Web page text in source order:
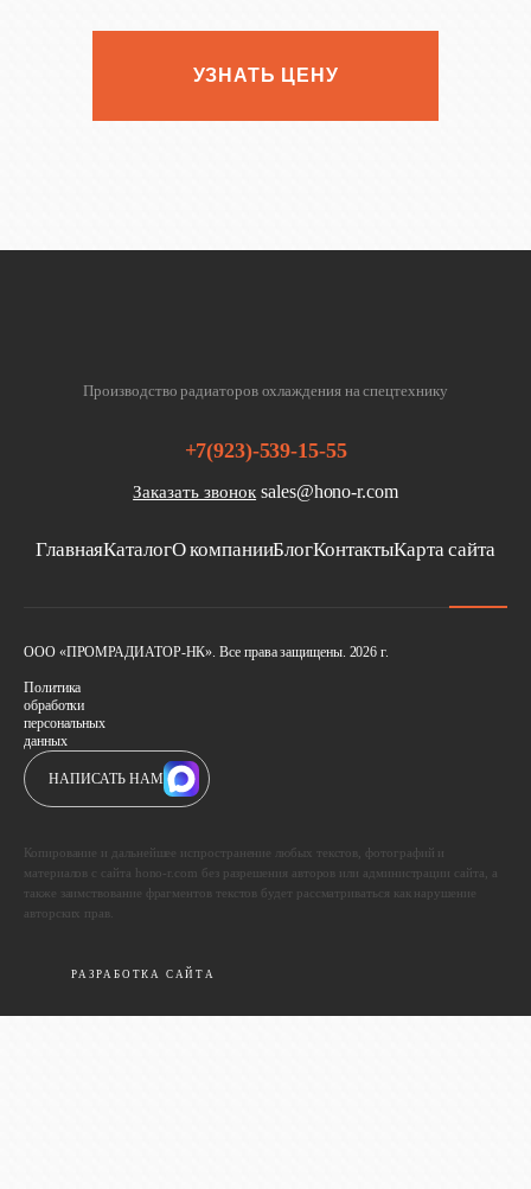
УЗНАТЬ ЦЕНУ
Производство радиаторов охлаждения на спецтехнику
ГлавнаяКаталогО компанииБлогКонтактыКарта сайта
+7(923)-539-15-55
Заказать звонок sales@hono-r.com
ООО «ПРОМРАДИАТОР-НК». Все права защищены. 2026 г.
Политика
обработки
персональных
данных
НАПИСАТЬ НАМ
Копирование и дальнейшее испространение любых текстов, фотографий и
материалов с сайта hono-r.com без разрешения авторов или администрации сайта, а
также заимствование фрагментов текстов будет рассматриваться как нарушение
авторских прав.
РАЗРАБОТКА САЙТА